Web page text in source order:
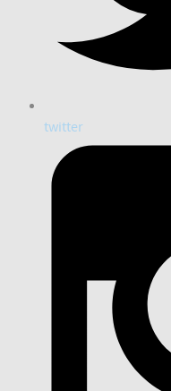
twitter